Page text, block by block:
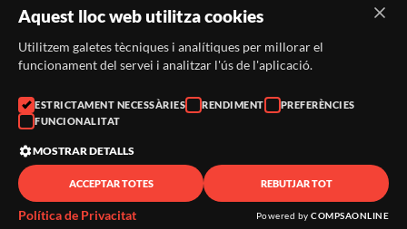
SUBSCRIU-TE AL BUTLLETÍ
Telèfon:
938046359
Correu:
© 2026 ·FestaCatalunya
— Tots els drets reservats · Web
desenvolupada amb ❤️ perCompsaOnline
Aquest lloc web utilitza cookies
Utilitzem galetes tècniques i analítiques per millorar el
funcionament del servei i analitzar l'ús de l'aplicació.
ESTRICTAMENT NECESSÀRIES RENDIMENT
PREFERÈNCIES
FUNCIONALITAT
MOSTRAR DETALLS
ACCEPTAR TOTES REBUTJAR TOT
Política de Privacitat Powered by COMPSAONLINE